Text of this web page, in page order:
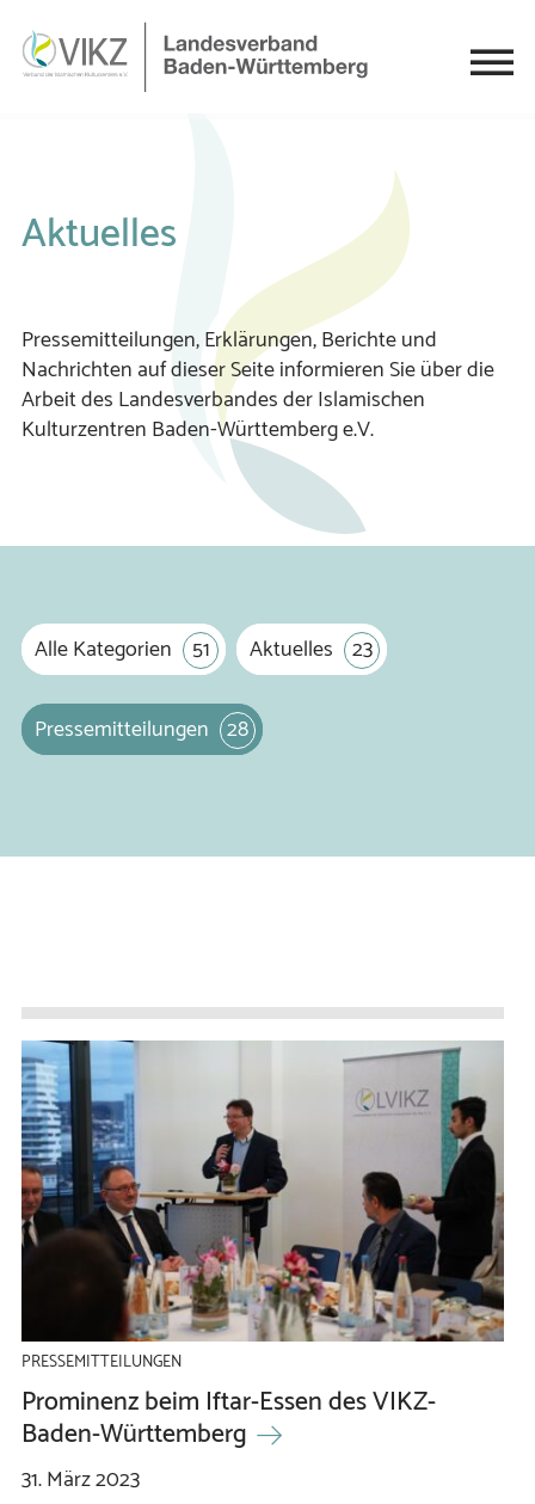
Aktuelles
Pressemitteilungen, Erklärungen, Berichte und
Nachrichten auf dieser Seite informieren Sie über die
Arbeit des Landesverbandes der Islamischen
Kulturzentren Baden-Württemberg e.V.
Alle Kategorien 51 Aktuelles 23
Pressemitteilungen 28
PRESSEMITTEILUNGEN
Prominenz beim Iftar-Essen des VIKZ-
Baden-Württemberg
31.März2023